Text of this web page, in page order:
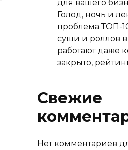
для вашего
Голод, ночь и
проблема ТОП-
суши и роллов в
работают даже
закрыто,
Свежие
Нет комментариев